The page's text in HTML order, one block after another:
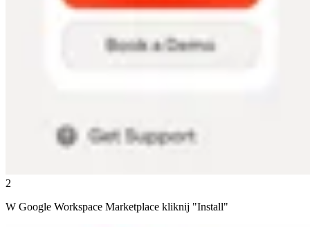
2
W Google Workspace Marketplace kliknij "Install"